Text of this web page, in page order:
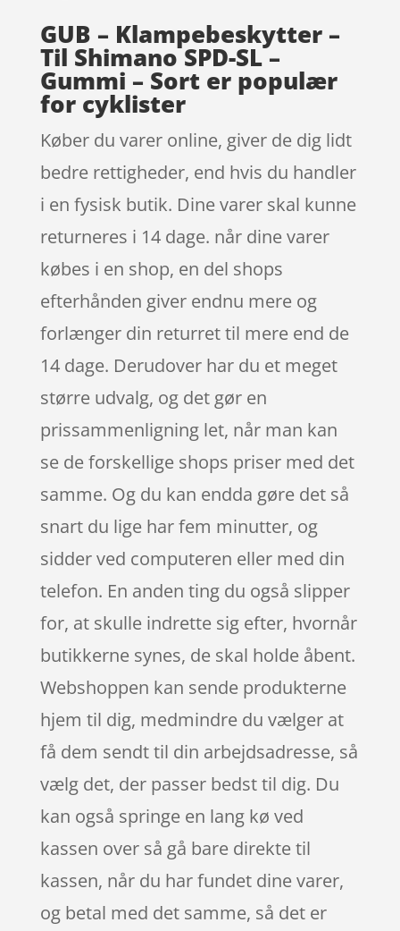
GUB – Klampebeskytter –
Til Shimano SPD-SL –
Gummi – Sort er populær
for cyklister
Køber du varer online, giver de dig lidt
bedre rettigheder, end hvis du handler
i en fysisk butik. Dine varer skal kunne
returneres i 14 dage. når dine varer
købes i en shop, en del shops
efterhånden giver endnu mere og
forlænger din returret til mere end de
14 dage. Derudover har du et meget
større udvalg, og det gør en
prissammenligning let, når man kan
se de forskellige shops priser med det
samme. Og du kan endda gøre det så
snart du lige har fem minutter, og
sidder ved computeren eller med din
telefon. En anden ting du også slipper
for, at skulle indrette sig efter, hvornår
butikkerne synes, de skal holde åbent.
Webshoppen kan sende produkterne
hjem til dig, medmindre du vælger at
få dem sendt til din arbejdsadresse, så
vælg det, der passer bedst til dig. Du
kan også springe en lang kø ved
kassen over så gå bare direkte til
kassen, når du har fundet dine varer,
og betal med det samme, så det er